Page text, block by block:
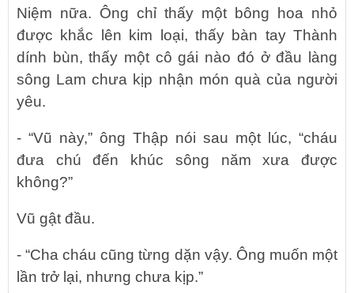
Niệm nữa. Ông chỉ thấy một bông hoa nhỏ
được khắc lên kim loại, thấy bàn tay Thành
dính bùn, thấy một cô gái nào đó ở đầu làng
sông Lam chưa kịp nhận món quà của người
yêu.
- “Vũ này,” ông Thập nói sau một lúc, “cháu
đưa chú đến khúc sông năm xưa được
không?”
Vũ gật đầu.
- “Cha cháu cũng từng dặn vậy. Ông muốn một
lần trở lại, nhưng chưa kịp.”